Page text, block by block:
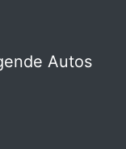
Autos